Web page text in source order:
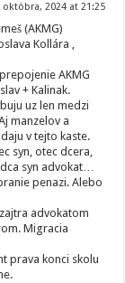
októbra, 2024 at 21:25
(AKMG)
Kollára ,
AKMG
+ Kalinak.
uz len medzi
manzelov a
v tejto kaste.
syn, otec dcera,
syn advokat…
penazi. Alebo
advokatom
Migracia
prava konci skolu